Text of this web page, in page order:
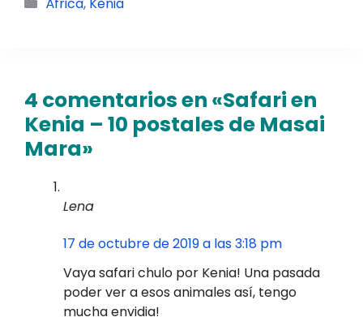
4 comentarios en «Safari en
Kenia – 10 postales de Masai
Mara»
Lena
17 de octubre de 2019 a las 3:18 pm
Vaya safari chulo por Kenia! Una pasada
poder ver a esos animales así, tengo
mucha envidia!